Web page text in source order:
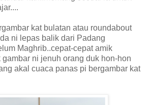
kat bulatan atau roundabout
ni lepas balik dari Padang
Maghrib..cepat-cepat amik
gambar ni jenuh orang duk hon-hon
akal cuaca panas pi bergambar kat